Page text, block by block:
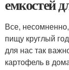
емкостей
Все,
пищу круглый
для нас так
картофель в